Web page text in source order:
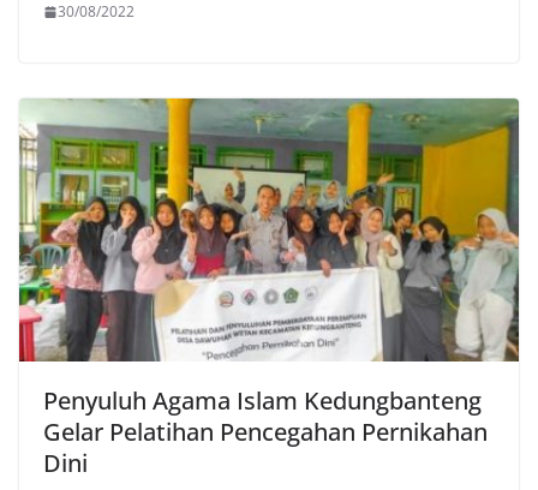
30/08/2022
Penyuluh Agama Islam Kedungbanteng
Gelar Pelatihan Pencegahan Pernikahan
Dini